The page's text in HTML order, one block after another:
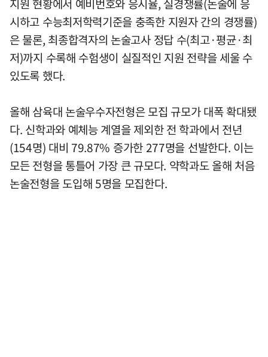
지원 현황에서 예비번호와 응시율, 실경쟁률(논술에 응
시하고 수능최저학력기준을 충족한 지원자 간의 경쟁률)
은 물론, 최종합격자의 논술고사 정답 수(최고·평균·최
저)까지 수록해 수험생이 실질적인 지원 전략을 세울 수
있도록 했다.
올해 삼육대 논술우수자전형은 모집 규모가 대폭 확대됐
다. 신학과와 예체능 계열을 제외한 전 학과에서 전년
(154명) 대비 79.87% 증가한 277명을 선발한다. 이는
모든 전형을 통틀어 가장 큰 규모다. 약학과도 올해 처음
논술전형을 도입해 5명을 모집한다.